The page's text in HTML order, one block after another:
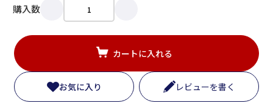
購入数
カートに入れる
お気に入り レビューを書く